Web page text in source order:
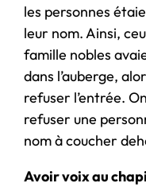
les personnes
leur nom. Ainsi,
famille nobles
dans l’auberge,
refuser l’entrée.
refuser une
nom à coucher
Avoir voix au